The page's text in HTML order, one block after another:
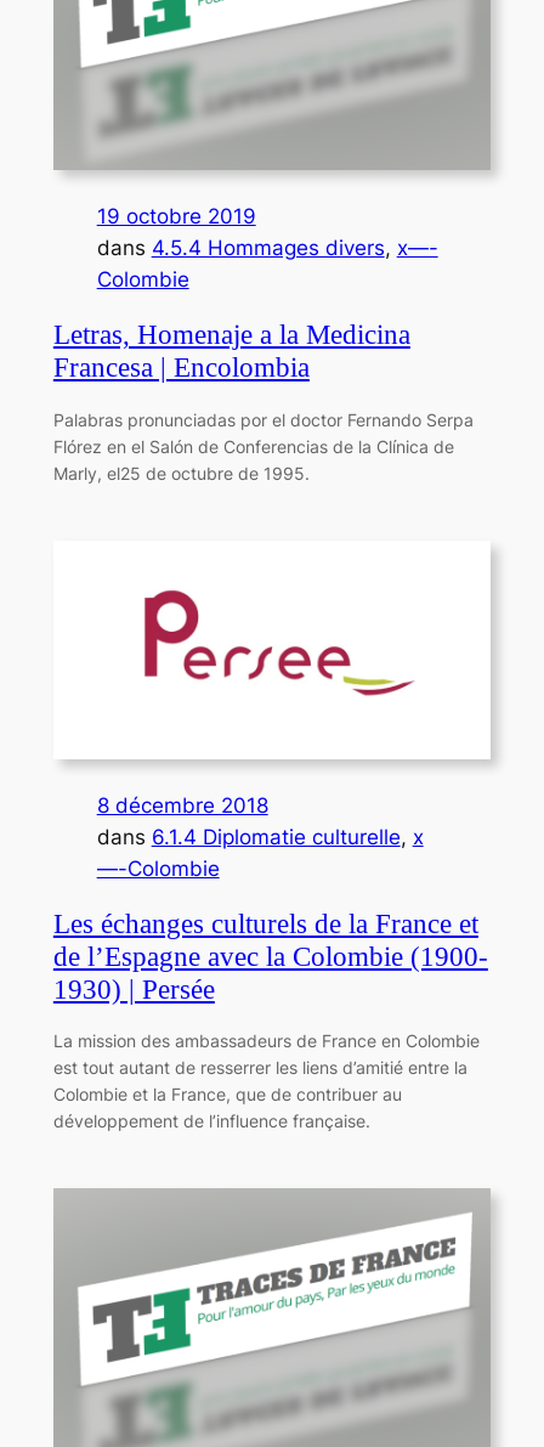
19 octobre 2019
dans 4.5.4 Hommages divers, x—-
Colombie
Letras, Homenaje a la Medicina
Francesa | Encolombia
Palabras pronunciadas por el doctor Fernando Serpa
Flórez en el Salón de Conferencias de la Clínica de
Marly, el25 de octubre de 1995.
8 décembre 2018
dans 6.1.4 Diplomatie culturelle, x
—-Colombie
Les échanges culturels de la France et
de l’Espagne avec la Colombie (1900-
1930) | Persée
La mission des ambassadeurs de France en Colombie
est tout autant de resserrer les liens d’amitié entre la
Colombie et la France, que de contribuer au
développement de l’influence française.